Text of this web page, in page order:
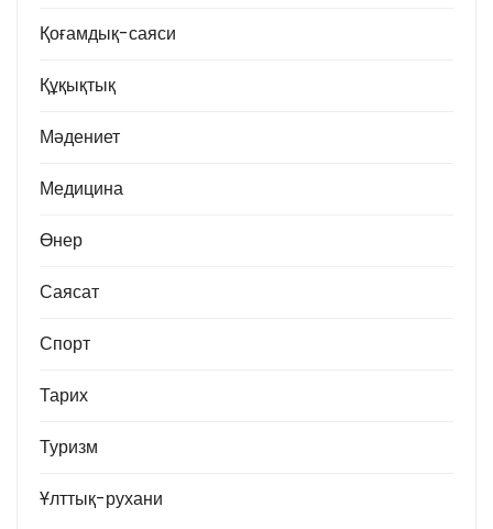
Қоғамдық-саяси
Құқықтық
Мәдениет
Медицина
Өнер
Саясат
Спорт
Тарих
Туризм
Ұлттық-рухани